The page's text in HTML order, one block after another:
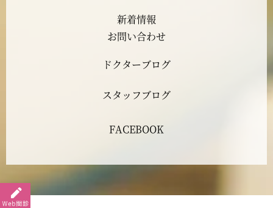
2023年4月
2023年3月
2023年2月
2023年1月
2022年12月
新着情報
お問い合わせ
ドクターブログ
スタッフブログ
FACEBOOK